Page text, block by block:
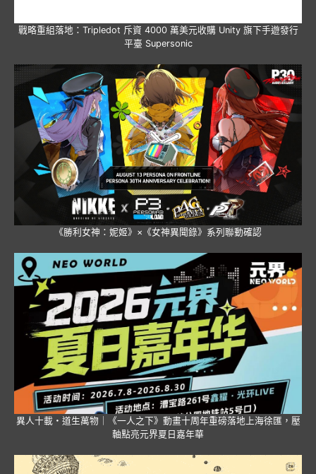
戰略重組落地：Tripledot 斥資 4000 萬美元收購 Unity 旗下手遊發行
平臺 Supersonic
《勝利女神：妮姬》×《女神異聞錄》系列聯動確認
異人十載・道生萬物｜《一人之下》動畫十周年重磅落地上海徐匯，壓
軸點亮元界夏日嘉年華